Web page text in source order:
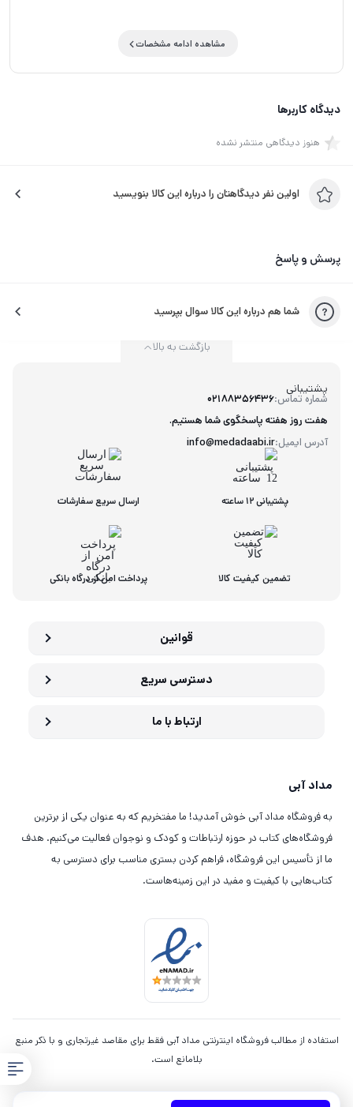
مشاهده ادامه مشخصات
دیدگاه کاربرها
هنوز دیدگاهی منتشر نشده
اولین نفر دیدگاهتان را درباره این کالا بنویسید
پرسش و پاسخ
شما هم درباره این کالا سوال بپرسید
پشتیبانی
شماره تماس:02188356436
آدرس ایمیل:info@medadaabi.ir
هفت روز هفته پاسخگوی شما هستیم.
بازگشت به بالا
پشتیبانی 12 ساعته ارسال سریع سفارشات
تضمین کیفیت کالا پرداخت امن از درگاه بانکی
قوانین
دسترسی سریع
ارتباط با ما
مداد آبی
به فروشگاه مداد آبی خوش آمدید! ما مفتخریم که به عنوان یکی از برترین
فروشگاه‌های کتاب در حوزه ارتباطات و کودک و نوجوان فعالیت می‌کنیم. هدف
ما از تأسیس این فروشگاه، فراهم کردن بستری مناسب برای دسترسی به
کتاب‌هایی با کیفیت و مفید در این زمینه‌هاست.
استفاده از مطالب فروشگاه اینترنتی مداد آبی فقط برای مقاصد غیرتجاری و با ذکر منبع
بلامانع است.